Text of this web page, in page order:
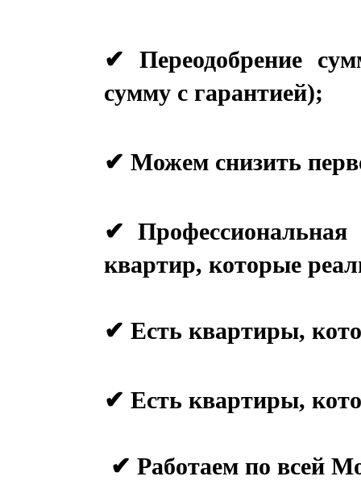
✔ Переодобрение
✔ Профессиональная
квартир, которые
✔ Есть квартиры,
✔ Есть квартиры,
✔ Работаем по всей